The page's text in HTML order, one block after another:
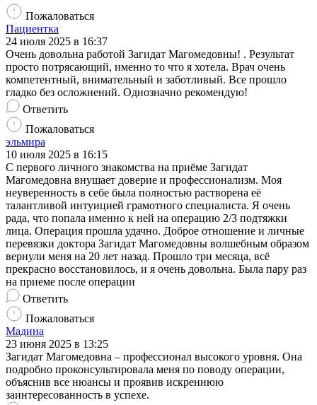
Пожаловаться
Пациентка
24 июля 2025 в 16:37
Очень довольна работой Загидат Магомедовны! . Результат
просто потрясающий, именно то что я хотела. Врач очень
компетентный, внимательный и заботливый. Все прошло
гладко без осложнений. Однозначно рекомендую!
Ответить
Пожаловаться
эльмира
10 июля 2025 в 16:15
С первого личного знакомства на приёме Загидат
Магомедовна внушает доверие и профессионализм. Моя
неуверенность в себе была полностью растворена её
талантливой интуицией грамотного специалиста. Я очень
рада, что попала именно к ней на операцию 2/3 подтяжки
лица​. Операция прошла удачно. Доброе отношение и личные
перевязки доктора Загидат Магомедовны волшебным образом
вернули меня на 20 лет назад. Прошло три месяца, всё
прекрасно восстановилось, и я очень довольна. Была пару раз
на приеме после операции
Ответить
Пожаловаться
Мадина
23 июня 2025 в 13:25
Загидат Магомедовна – профессионал высокого уровня. Она
подробно проконсультировала меня по поводу операции,
объяснив все нюансы и проявив искреннюю
заинтересованность в успехе.